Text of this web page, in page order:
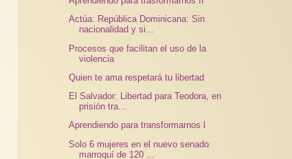
Actúa: República Dominicana: Sin
nacionalidad y si...
Procesos que facilitan el uso de la
violencia
Quien te ama respetará tu libertad
El Salvador: Libertad para Teodora, en
prisión tra...
Aprendiendo para transformarnos l
Solo 6 mujeres en el nuevo senado
marroquí de 120 ...